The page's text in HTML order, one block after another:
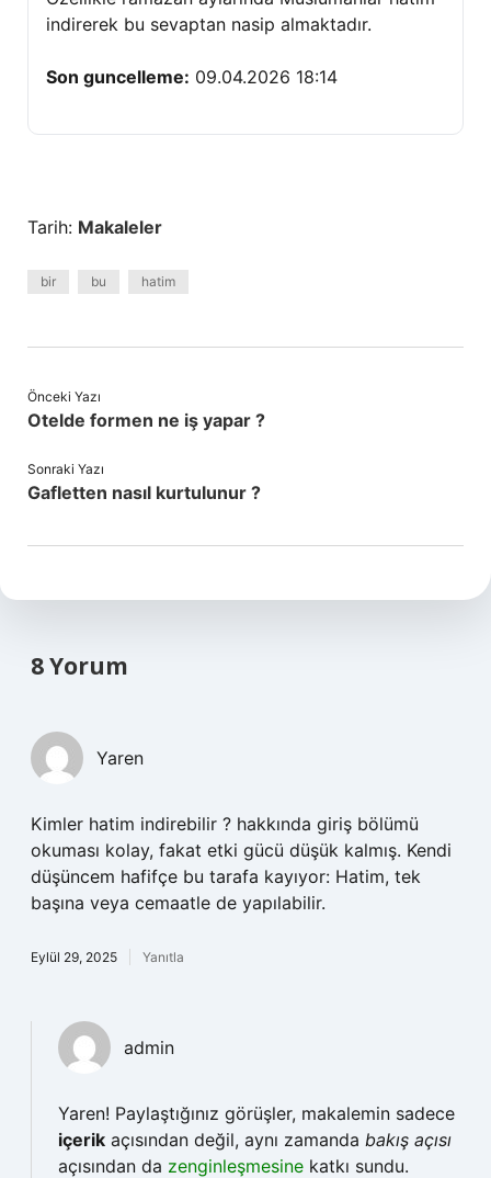
indirerek bu sevaptan nasip almaktadır.
Son guncelleme: 09.04.2026 18:14
Tarih: Makaleler
bir bu hatim
Önceki Yazı
Otelde formen ne iş yapar ?
Sonraki Yazı
Gafletten nasıl kurtulunur ?
8 Yorum
Yaren
Kimler hatim indirebilir ? hakkında giriş bölümü
okuması kolay, fakat etki gücü düşük kalmış. Kendi
düşüncem hafifçe bu tarafa kayıyor: Hatim, tek
başına veya cemaatle de yapılabilir.
Eylül 29, 2025 Yanıtla
admin
Yaren! Paylaştığınız görüşler, makalemin sadece
içerik açısından değil, aynı zamanda bakış açısı
açısından da zenginleşmesine katkı sundu.